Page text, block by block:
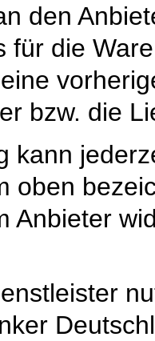
den
für die
bzw. die
kann
oben
Anbieter